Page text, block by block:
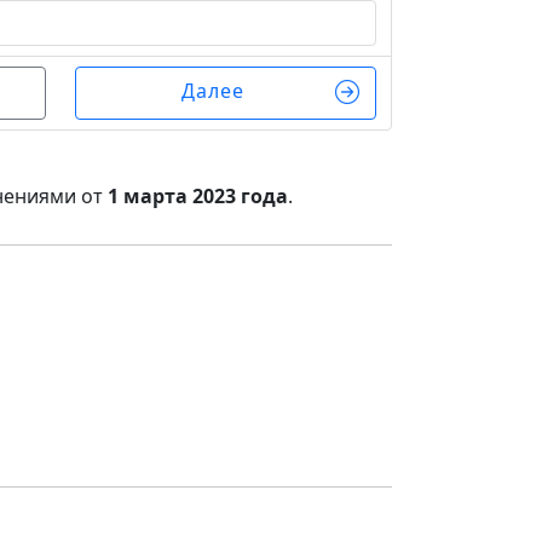
Далее
от 1 марта 2023 года.